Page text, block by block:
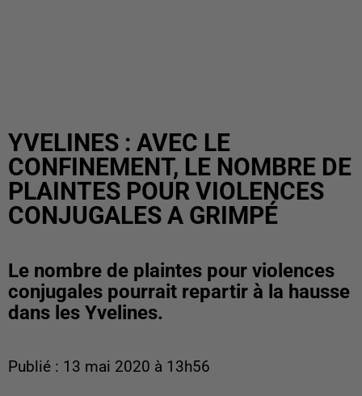
YVELINES : AVEC LE
CONFINEMENT, LE NOMBRE DE
PLAINTES POUR VIOLENCES
CONJUGALES A GRIMPÉ
Le nombre de plaintes pour violences
conjugales pourrait repartir à la hausse
dans les Yvelines.
Publié : 13 mai 2020 à 13h56